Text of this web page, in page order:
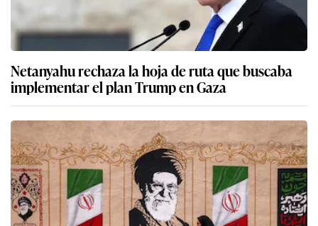
Netanyahu rechaza la hoja de ruta que buscaba
implementar el plan Trump en Gaza